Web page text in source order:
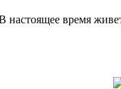
настоящее время